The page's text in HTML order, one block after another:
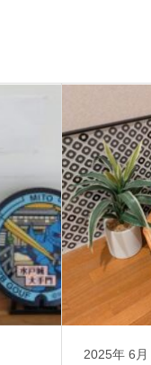
2025年 6月